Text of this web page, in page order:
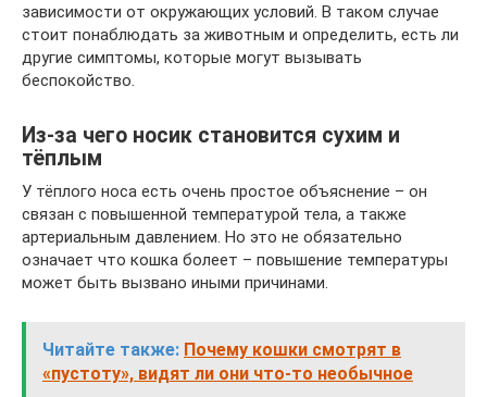
зависимости от окружающих условий. В таком случае
стоит понаблюдать за животным и определить, есть ли
другие симптомы, которые могут вызывать
беспокойство.
Из-за чего носик становится сухим и
тёплым
У тёплого носа есть очень простое объяснение – он
связан с повышенной температурой тела, а также
артериальным давлением. Но это не обязательно
означает что кошка болеет – повышение температуры
может быть вызвано иными причинами.
Читайте также: Почему кошки смотрят в
«пустоту», видят ли они что-то необычное